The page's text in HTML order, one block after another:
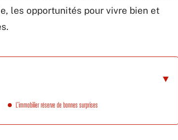
les opportunités pour vivre bien et
L’immobilier réserve de bonnes surprises